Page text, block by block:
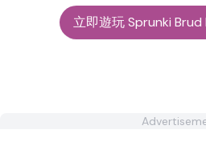
立即遊玩 Sprunki Brud